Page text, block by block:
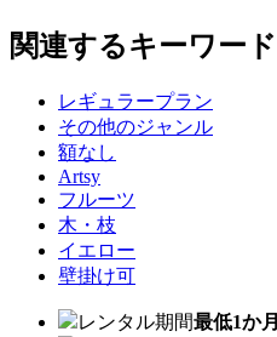
関連するキーワード
レギュラープラン
その他のジャンル
額なし
Artsy
フルーツ
木・枝
イエロー
壁掛け可
レンタル期間最低1か月